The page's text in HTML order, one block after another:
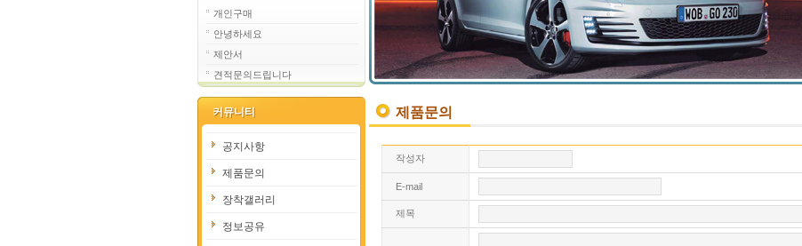
개인구매
안녕하세요
제안서
견적문의드립니다
커뮤니티
커뮤니티
공지사항
제품문의
장착갤러리
정보공유
제품문의
작성자
E-mail
제목